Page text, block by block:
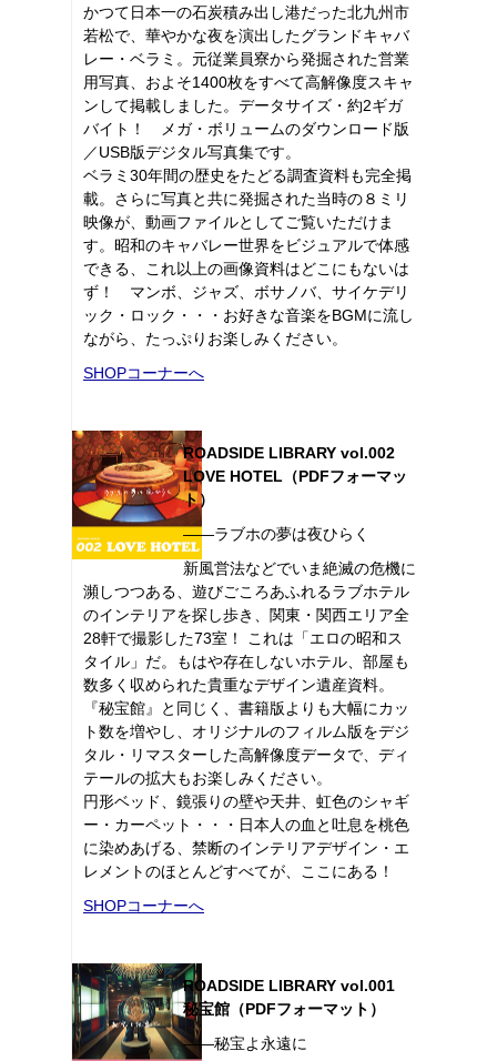
かつて日本一の石炭積み出し港だった北九州市
若松で、華やかな夜を演出したグランドキャバ
レー・ベラミ。元従業員寮から発掘された営業
用写真、およそ1400枚をすべて高解像度スキャ
ンして掲載しました。データサイズ・約2ギガ
バイト！ メガ・ボリュームのダウンロード版
／USB版デジタル写真集です。
ベラミ30年間の歴史をたどる調査資料も完全掲
載。さらに写真と共に発掘された当時の８ミリ
映像が、動画ファイルとしてご覧いただけま
す。昭和のキャバレー世界をビジュアルで体感
できる、これ以上の画像資料はどこにもないは
ず！ マンボ、ジャズ、ボサノバ、サイケデリ
ック・ロック・・・お好きな音楽をBGMに流し
ながら、たっぷりお楽しみください。
SHOPコーナーへ
ROADSIDE LIBRARY vol.002
LOVE HOTEL（PDFフォーマッ
ト）
――ラブホの夢は夜ひらく
新風営法などでいま絶滅の危機に
瀕しつつある、遊びごころあふれるラブホテル
のインテリアを探し歩き、関東・関西エリア全
28軒で撮影した73室！ これは「エロの昭和ス
タイル」だ。もはや存在しないホテル、部屋も
数多く収められた貴重なデザイン遺産資料。
『秘宝館』と同じく、書籍版よりも大幅にカッ
ト数を増やし、オリジナルのフィルム版をデジ
タル・リマスターした高解像度データで、ディ
テールの拡大もお楽しみください。
円形ベッド、鏡張りの壁や天井、虹色のシャギ
ー・カーペット・・・日本人の血と吐息を桃色
に染めあげる、禁断のインテリアデザイン・エ
レメントのほとんどすべてが、ここにある！
SHOPコーナーへ
ROADSIDE LIBRARY vol.001
秘宝館（PDFフォーマット）
――秘宝よ永遠に